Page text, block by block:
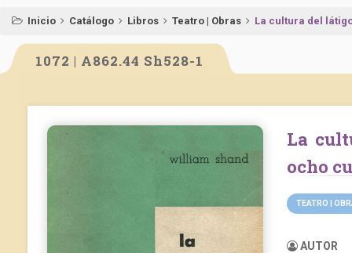
Inicio Catálogo Libros Teatro | Obras La cultura del
1072 | A862.44 Sh528-1
La cultura del látigo. Una extravagancia en
ocho
TEATRO |
AUTOR